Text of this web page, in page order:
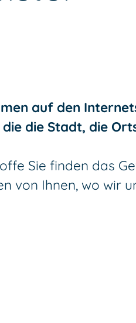
auf den
die Stadt, die
Sie finden das
von Ihnen, wo wir